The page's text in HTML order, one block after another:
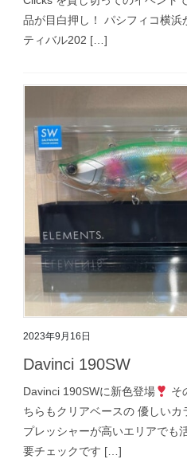
品が目白押し！ パシフィコ横浜
ティバル202 […]
2023年9月16日
Davinci 190SW
Davinci 190SWに新色登場
そ
ちらもクリアベースの 優しい
プレッシャーが高いエリアでも
要チェックです […]